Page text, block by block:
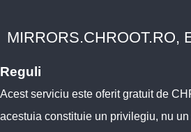
MIRRORS.CHROOT.RO,
Reguli
Acest serviciu este oferit gratuit de
acestuia constituie un privilegiu, nu